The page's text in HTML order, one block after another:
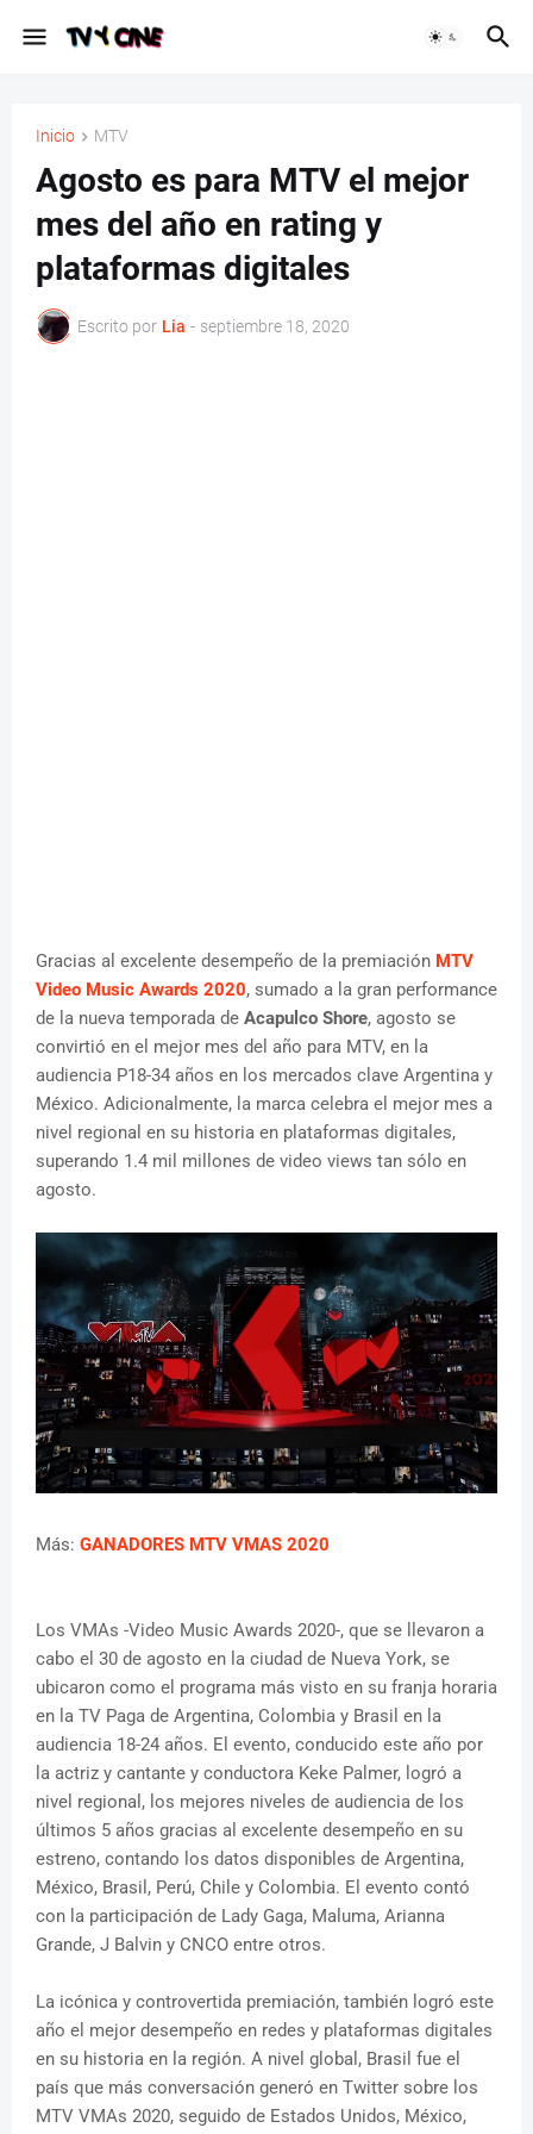
Inicio MTV
Agosto es para MTV el mejor
mes del año en rating y
plataformas digitales
Escrito por Lia - septiembre 18, 2020
Gracias al excelente desempeño de la premiación MTV
Video Music Awards 2020, sumado a la gran performance
de la nueva temporada de Acapulco Shore, agosto se
convirtió en el mejor mes del año para MTV, en la
audiencia P18-34 años en los mercados clave Argentina y
México. Adicionalmente, la marca celebra el mejor mes a
nivel regional en su historia en plataformas digitales,
superando 1.4 mil millones de video views tan sólo en
agosto.
Más: GANADORES MTV VMAS 2020
Los VMAs -Video Music Awards 2020-, que se llevaron a
cabo el 30 de agosto en la ciudad de Nueva York, se
ubicaron como el programa más visto en su franja horaria
en la TV Paga de Argentina, Colombia y Brasil en la
audiencia 18-24 años. El evento, conducido este año por
la actriz y cantante y conductora Keke Palmer, logró a
nivel regional, los mejores niveles de audiencia de los
últimos 5 años gracias al excelente desempeño en su
estreno, contando los datos disponibles de Argentina,
México, Brasil, Perú, Chile y Colombia. El evento contó
con la participación de Lady Gaga, Maluma, Arianna
Grande, J Balvin y CNCO entre otros.
La icónica y controvertida premiación, también logró este
año el mejor desempeño en redes y plataformas digitales
en su historia en la región. A nivel global, Brasil fue el
país que más conversación generó en Twitter sobre los
MTV VMAs 2020, seguido de Estados Unidos, México,